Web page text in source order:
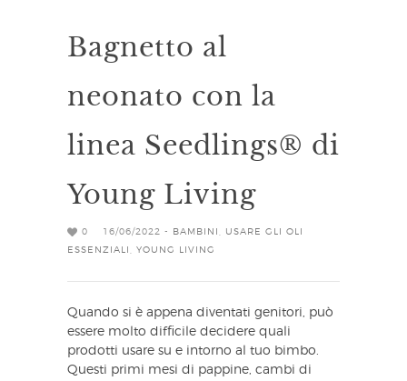
Bagnetto al
neonato con la
linea Seedlings® di
Young Living
0 16/06/2022 - BAMBINI
USARE GLI OLI
ESSENZIALI
YOUNG LIVING
Quando si è appena diventati genitori, può
essere molto difficile decidere quali
prodotti usare su e intorno al tuo bimbo.
Questi primi mesi di pappine, cambi di